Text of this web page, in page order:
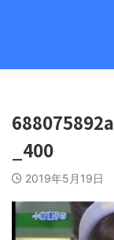
_400
2019年5月19日